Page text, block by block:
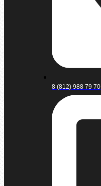
8 (812) 988 79 70